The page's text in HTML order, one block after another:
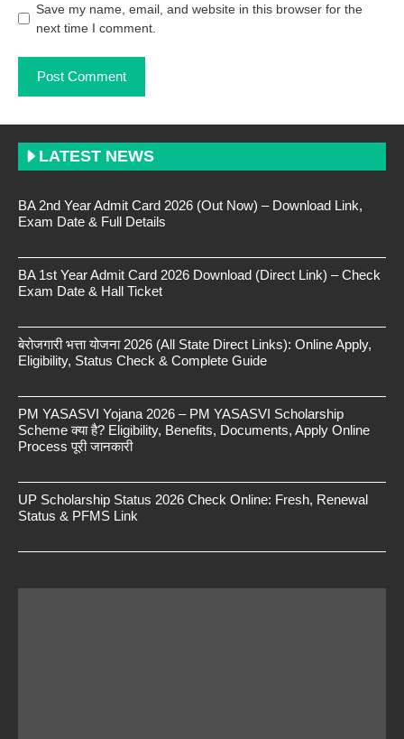
Save my name, email, and website in this browser for the
next time I comment.
LATEST NEWS
BA 2nd Year Admit Card 2026 (Out Now) – Download Link,
Exam Date & Full Details
BA 1st Year Admit Card 2026 Download (Direct Link) – Check
Exam Date & Hall Ticket
बेरोजगारी भत्ता योजना 2026 (All State Direct Links): Online Apply,
Eligibility, Status Check & Complete Guide
PM YASASVI Yojana 2026 – PM YASASVI Scholarship
Scheme क्या है? Eligibility, Benefits, Documents, Apply Online
Process पूरी जानकारी
UP Scholarship Status 2026 Check Online: Fresh, Renewal
Status & PFMS Link